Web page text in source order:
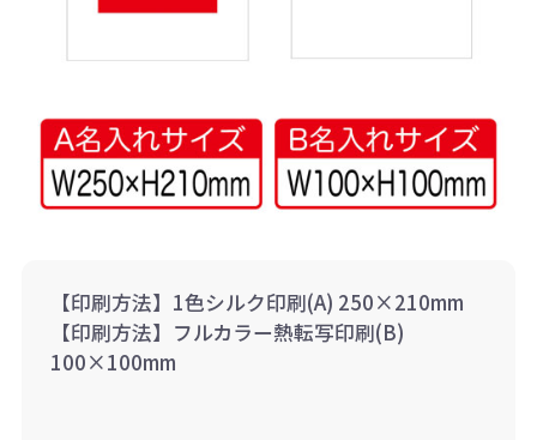
【印刷方法】1色シルク印刷(A) 250×210mm
【印刷方法】フルカラー熱転写印刷(B)
100×100mm